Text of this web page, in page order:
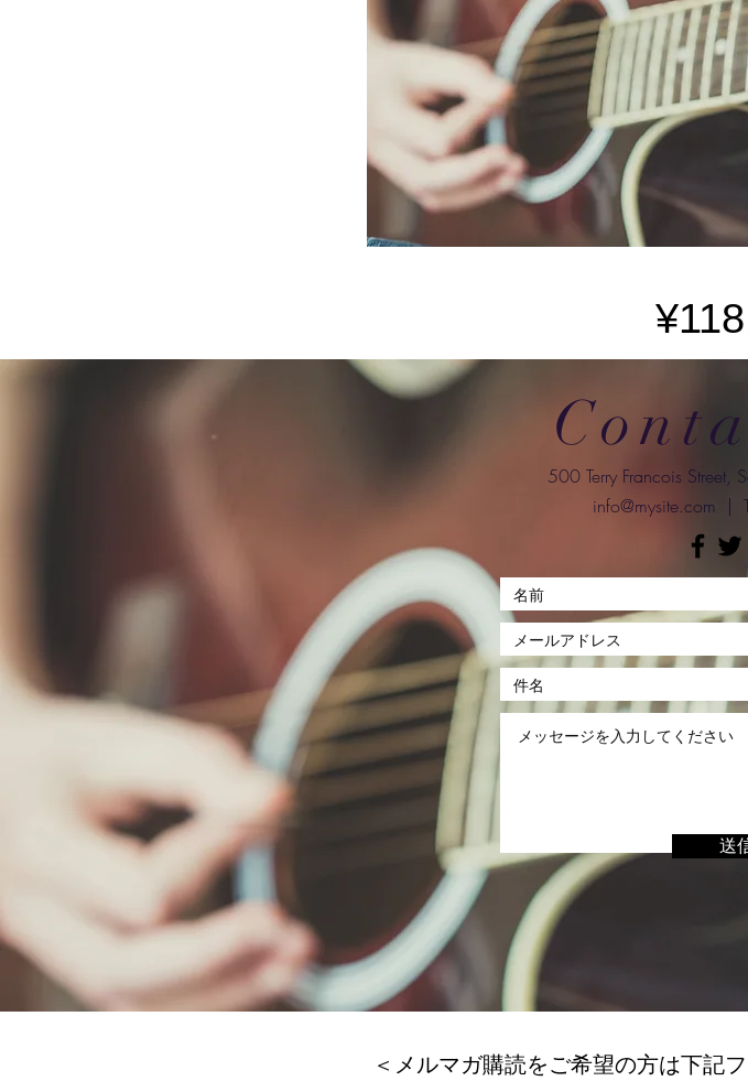
500 Terry Francois
info@mysite.com |
送
＜メルマガ購読をご希望の方は下記